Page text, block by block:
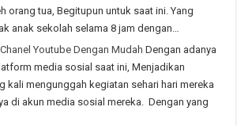
orang tua, Begitupun untuk saat ini. Yang
anak sekolah selama 8 jam dengan…
Youtube Dengan Mudah Dengan adanya
media sosial saat ini, Menjadikan
kali mengunggah kegiatan sehari hari mereka
di akun media sosial mereka. Dengan yang